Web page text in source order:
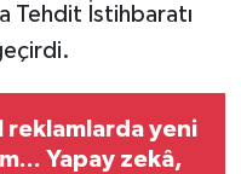
Tehdit İstihbaratı
reklamlarda yeni
Yapay zekâ,